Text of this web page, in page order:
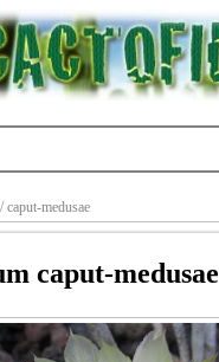
/ caput-medusae
caput-medusae